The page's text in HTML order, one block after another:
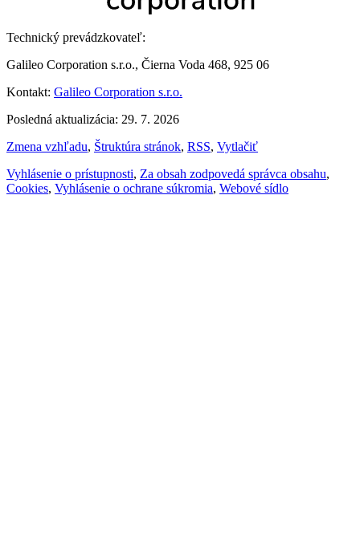
Technický prevádzkovateľ:
Galileo Corporation s.r.o., Čierna Voda 468, 925 06
Kontakt: Galileo Corporation s.r.o.
Posledná aktualizácia: 29. 7. 2026
Zmena vzhľadu, Štruktúra stránok, RSS, Vytlačiť
Vyhlásenie o prístupnosti, Za obsah zodpovedá správca obsahu,
Cookies, Vyhlásenie o ochrane súkromia, Webové sídlo